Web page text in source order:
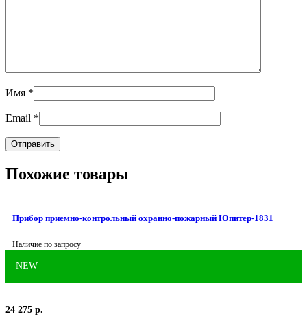
Имя *
Email *
Похожие товары
Прибор приемно-контрольный охранно-пожарный Юпитер-1831
Наличие по запросу
NEW
24 275 р.